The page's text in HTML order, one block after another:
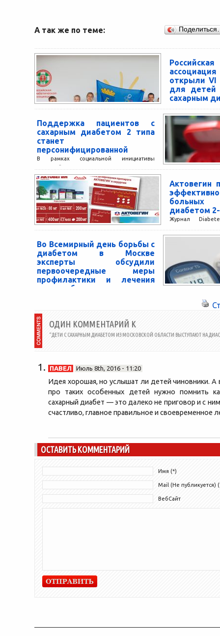
А так же по теме:
открыли VI
для детей
сахарным
торжественное
для детей и
диабетом 1 типа....
Поддержка пациентов с
сахарным диабетом 2 типа
станет
персонифицированной
В рамках социальной инициативы
«Каждый день – это Ваш день!» компания
Санофи совместно с ОООИ «Российская
Диабетическая Ассоциация» запускает
Всероссийскую...
Актовегин
диабетом
Журнал
подтвердили
Во Всемирный день борьбы с
диабетом в Москве
эксперты обсудили
первоочередные меры
профилактики и лечения
этого заболевания
Всемирному дню борьбы с диабетом,
который отмечается во всем мире уже...
ОДИН КОММЕНТАРИЙ К
“ДЕТИ С САХАРНЫМ ДИАБЕТОМ ИЗ МОСКОВСКОЙ ОБЛАСТИ ВЫСТУПАЮТ НА
ПАВЕЛ Июль 8th, 2016 - 11:20
Идея хорошая, но услышат ли детей чиновники.
про таких особенных детей нужно помнить
сахарный диабет — это далеко не приговор и с
счастливо, главное правильное и своевременное
ОСТАВИТЬ КОММЕНТАРИЙ
Имя (*)
Mail (Не публикуется)
ВебСайт